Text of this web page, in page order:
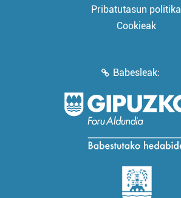
Pribatutasun politika
Cookieak
Babesleak: